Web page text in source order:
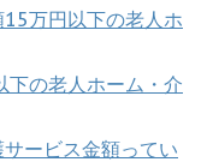
万円以下の老人ホ
下の老人ホーム・介
ービス金額ってい